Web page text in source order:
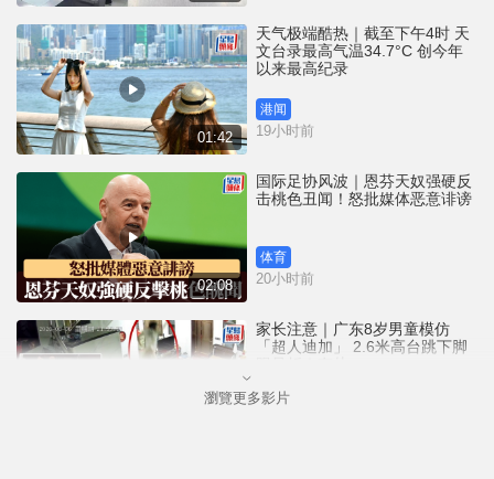
01:42
天气极端酷热｜截至下午4时 天
文台录最高气温34.7°C 创今年
以来最高纪录
港闻
19小时前
02:08
国际足协风波｜恩芬天奴强硬反
击桃色丑闻！怒批媒体恶意诽谤
体育
20小时前
家长注意｜广东8岁男童模仿
「超人迪加」 2.6米高台跳下脚
中国
瀏覽更多影片